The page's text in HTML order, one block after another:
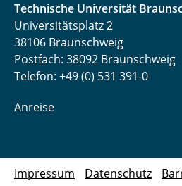
Technische Universität
Universitätsplatz 2
38106 Braunschweig
Postfach: 38092 Braunschweig
Telefon: +49 (0) 531 391-0
Anreise
Impressum Datenschutz